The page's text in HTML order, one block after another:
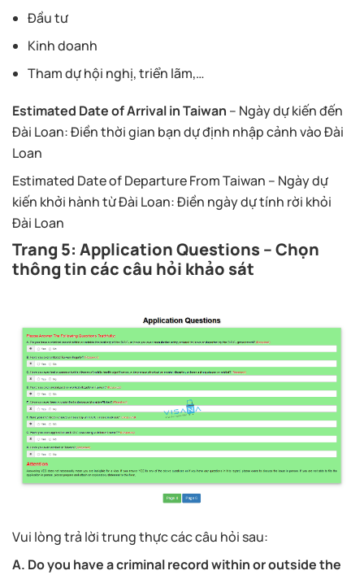
Đầu tư
Kinh doanh
Tham dự hội nghị, triển lãm,…
Estimated Date of Arrival in Taiwan – Ngày dự kiến ​​đến
Đài Loan: Điền thời gian bạn dự định nhập cảnh vào Đài
Loan
Estimated Date of Departure From Taiwan – Ngày dự
kiến ​​khởi hành từ Đài Loan: Điền ngày dự tính rời khỏi
Đài Loan
Trang 5: Application Questions – Chọn
thông tin các câu hỏi khảo sát
Vui lòng trả lời trung thực các câu hỏi sau:
A. Do you have a criminal record within or outside the